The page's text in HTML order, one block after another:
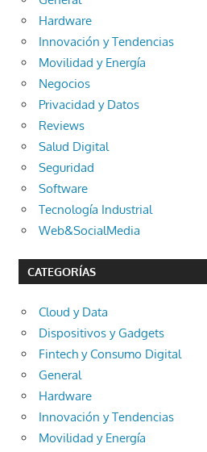
Hardware
Innovación y Tendencias
Movilidad y Energía
Negocios
Privacidad y Datos
Reviews
Salud Digital
Seguridad
Software
Tecnología Industrial
Web&SocialMedia
CATEGORÍAS
Cloud y Data
Dispositivos y Gadgets
Fintech y Consumo Digital
General
Hardware
Innovación y Tendencias
Movilidad y Energía